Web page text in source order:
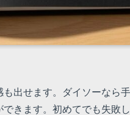
出せます。ダイソーなら
きます。初めてでも失敗